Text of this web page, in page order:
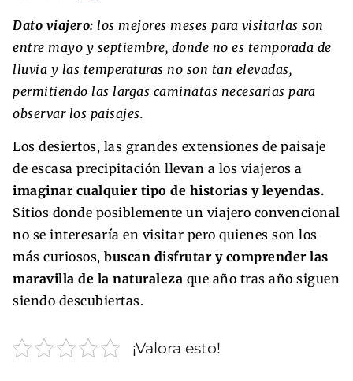
Dato viajero: los mejores meses para visitarlas son
entre mayo y septiembre, donde no es temporada de
lluvia y las temperaturas no son tan elevadas,
permitiendo las largas caminatas necesarias para
observar los paisajes.
Los desiertos, las grandes extensiones de paisaje
de escasa precipitación llevan a los viajeros a
imaginar cualquier tipo de historias y leyendas.
Sitios donde posiblemente un viajero convencional
no se interesaría en visitar pero quienes son los
más curiosos, buscan disfrutar y comprender las
maravilla de la naturaleza que año tras año siguen
siendo descubiertas.
¡Valora esto!